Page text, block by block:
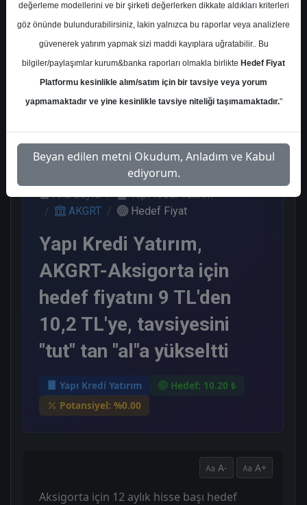
Kurum Sayısı
6
5 1
Ana Sayfa
Yapı Kredi Yatırım
AKGRT
Hedef Fiyat
Yapı Kredi Yatırım,
AKGRT-Aksigorta için
hedef fiyatını 9 TL'den
10,2 TL'ye, tavsiyesini
"tut" tan "al"a yükseltti
Yapı Kredi Yatırım
Hedef: 10.20 ₺
Potansiyel: %0.00
A- A+
Aksigorta için 12 aylık hisse başı hedef
değerleme modellerini ve bir şirketi değerlerken dikkate aldıkları kriterleri
göz önünde bulundurabilirsiniz, lakin yalnızca bu raporlar veya analizlere
güvenerek yatırım yapmak sizi maddi kayıplara uğratabilir.. Bu
bilgiler/paylaşımlar kurum&banka raporları olmakla birlikte Hedef Fiyat
Platformu kesinlikle alım/satım için bir tavsiye veya yorum
yapmamaktadır ve yine kesinlikle tavsiye niteliği taşımamaktadır."
Beyan edilen metni Okudum, Anladım ve Kabul
ediyorum.